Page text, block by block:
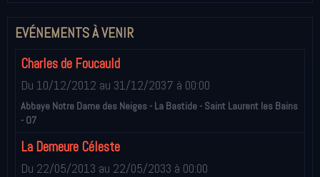
EVÉNEMENTS À VENIR
Charles de Foucauld
Du 10/12/2012 au 31/12/2037 à 00:00
Abbaye Notre Dame des Neiges - La Bastide - Saint Laurent les Bains
- 07
La Demeure Céleste
Du 22/05/2013 au 22/05/2033 à 00:00